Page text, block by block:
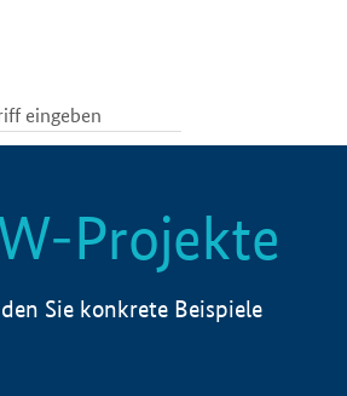
Projekte
Sie konkrete Beispiele